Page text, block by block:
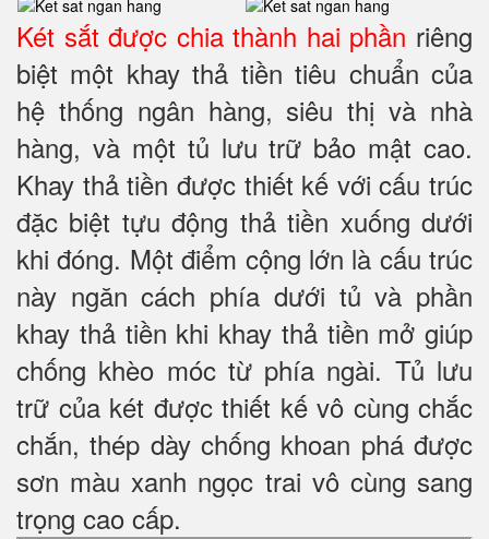
Két sắt được chia thành hai phần riêng
biệt một khay thả tiền tiêu chuẩn của
hệ thống ngân hàng, siêu thị và nhà
hàng, và một tủ lưu trữ bảo mật cao.
Khay thả tiền được thiết kế với cấu trúc
đặc biệt tựu động thả tiền xuống dưới
khi đóng. Một điểm cộng lớn là cấu trúc
này ngăn cách phía dưới tủ và phần
khay thả tiền khi khay thả tiền mở giúp
chống khèo móc từ phía ngài. Tủ lưu
trữ của két được thiết kế vô cùng chắc
chắn, thép dày chống khoan phá được
sơn màu xanh ngọc trai vô cùng sang
trọng cao cấp.